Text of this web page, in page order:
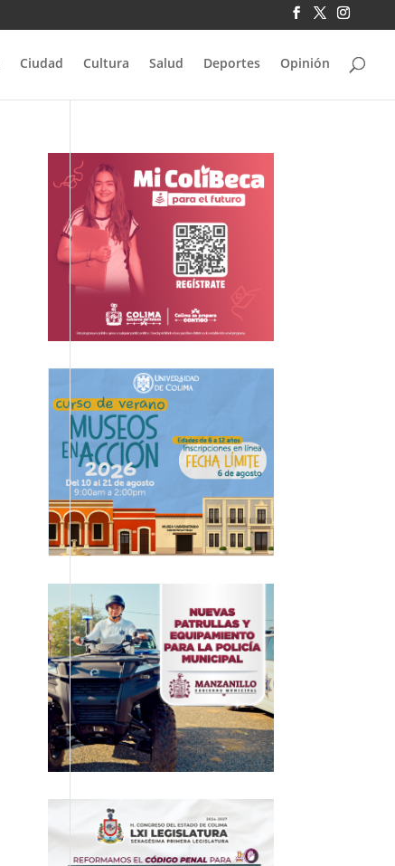
Ciudad Cultura Salud Deportes Opinión